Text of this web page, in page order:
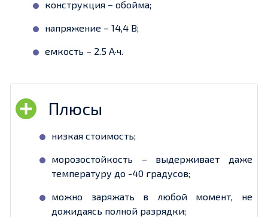
конструкция – обойма;
напряжение – 14,4 В;
емкость – 2.5 А·ч.
низкая стоимость;
морозостойкость – выдерживает даже
температуру до -40 градусов;
можно заряжать в любой момент, не
дожидаясь полной разрядки;